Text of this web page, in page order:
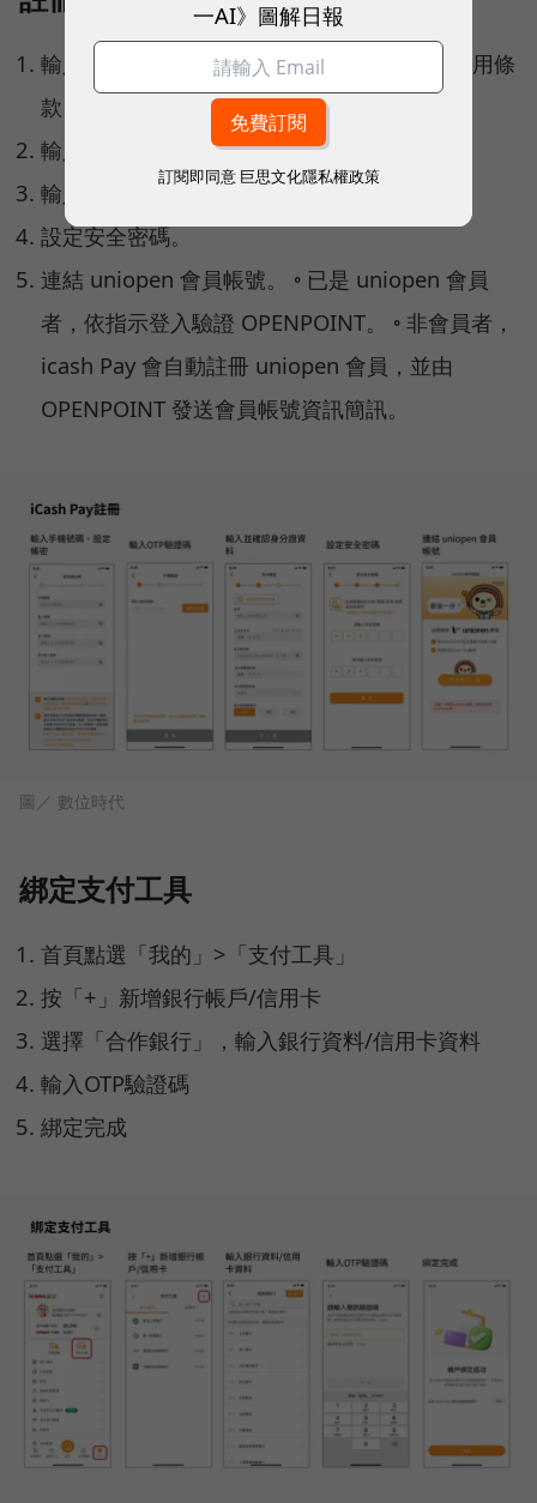
輸入手機號碼，設定帳號及密碼，勾選服務使用條
款。
輸入 OTP 驗證碼（系統自動發送至手機）。
輸入並確認身分證資料。
設定安全密碼。
連結 uniopen 會員帳號。 ◦ 已是 uniopen 會員
者，依指示登入驗證 OPENPOINT。 ◦ 非會員者，
icash Pay 會自動註冊 uniopen 會員，並由
OPENPOINT 發送會員帳號資訊簡訊。
圖／ 數位時代
綁定支付工具
首頁點選「我的」>「支付工具」
按「+」新增銀行帳戶/信用卡
選擇「合作銀行」，輸入銀行資料/信用卡資料
輸入OTP驗證碼
綁定完成
一AI》圖解日報
訂閱即同意 巨思文化隱私權政策